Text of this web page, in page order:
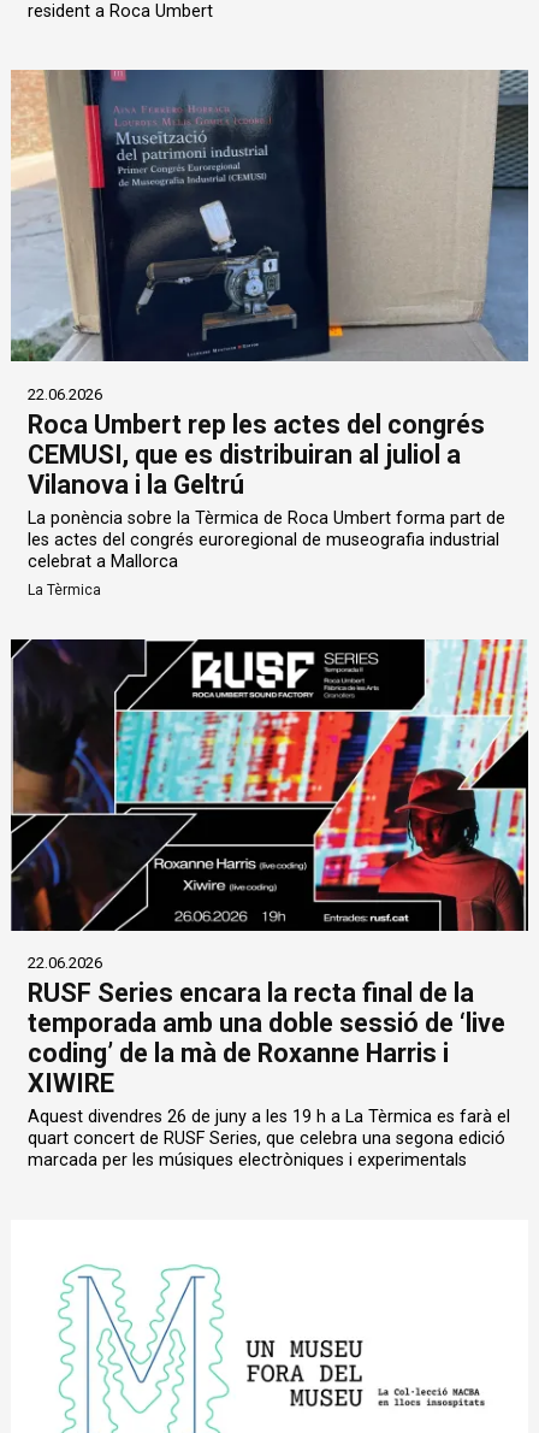
resident a Roca Umbert
22.06.2026
Roca Umbert rep les actes del congrés
CEMUSI, que es distribuiran al juliol a
Vilanova i la Geltrú
La ponència sobre la Tèrmica de Roca Umbert forma part de
les actes del congrés euroregional de museografia industrial
celebrat a Mallorca
La Tèrmica
22.06.2026
RUSF Series encara la recta final de la
temporada amb una doble sessió de ‘live
coding’ de la mà de Roxanne Harris i
XIWIRE
Aquest divendres 26 de juny a les 19 h a La Tèrmica es farà el
quart concert de RUSF Series, que celebra una segona edició
marcada per les músiques electròniques i experimentals